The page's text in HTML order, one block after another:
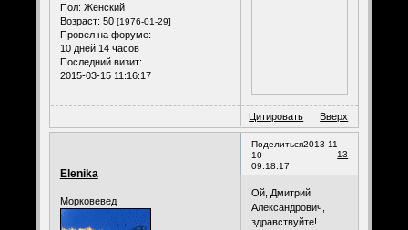
Пол: Женский
Возраст: 50 [1976-01-29]
Провел на форуме:
10 дней 14 часов
Последний визит:
2015-03-15 11:16:17
Цитировать Вверх
Поделиться
13
2013-11-
10
09:18:17
Elenika
Морковевед
Ой, Дмитрий
Александрович,
здравствуйте!